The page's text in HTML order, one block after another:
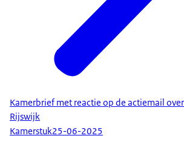
Kamerbrief met reactie op de actiemail over
Rijswijk
Kamerstuk25-06-2025